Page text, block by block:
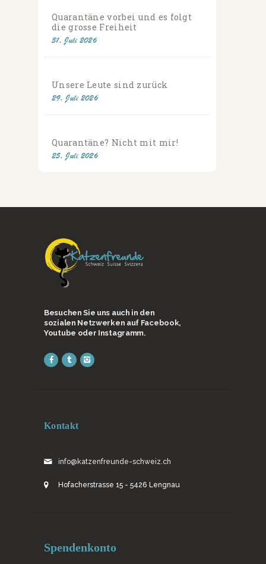
Quarantäne vorbei und es folgt
die grosse Freiheit
31. Juli 2026
Unsere Leute sind zurück
29. Juli 2026
Quarantäne? Nicht mit mir!
25. Juli 2026
Besuchen Sie uns auch in den
sozialen Netzwerken auf Facebook,
Youtube oder Instagramm.
Kontakt
info@katzenfreunde-schweiz.ch
Hofacherstrasse 15 - 5426 Lengnau
Spendenkonto